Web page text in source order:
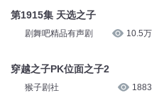
第1915集 天选之子
剧舞吧精品有声剧 10.5万
穿越之子PK位面之子2
猴子剧社 1883